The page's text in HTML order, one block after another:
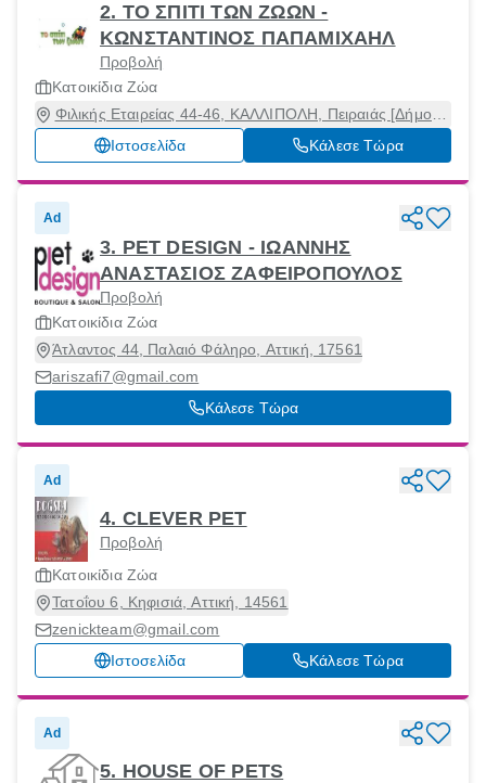
2. ΤΟ ΣΠΙΤΙ ΤΩΝ ΖΩΩΝ -
ΚΩΝΣΤΑΝΤΙΝΟΣ ΠΑΠΑΜΙΧΑΗΛ
Προβολή
Κατοικίδια Ζώα
Φιλικής Εταιρείας 44-46, ΚΑΛΛΙΠΟΛΗ, Πειραιάς [Δήμος],
Αττική, 18539
Ιστοσελίδα Κάλεσε Τώρα
Ad
3. PET DESIGN - ΙΩΑΝΝΗΣ
ΑΝΑΣΤΑΣΙΟΣ ΖΑΦΕΙΡΟΠΟΥΛΟΣ
Προβολή
Κατοικίδια Ζώα
Άτλαντος 44, Παλαιό Φάληρο, Αττική, 17561
ariszafi7@gmail.com
Κάλεσε Τώρα
Ad
4. CLEVER PET
Προβολή
Κατοικίδια Ζώα
Τατοΐου 6, Κηφισιά, Αττική, 14561
zenickteam@gmail.com
Ιστοσελίδα
Κάλεσε Τώρα
Ad
5. HOUSE OF PETS